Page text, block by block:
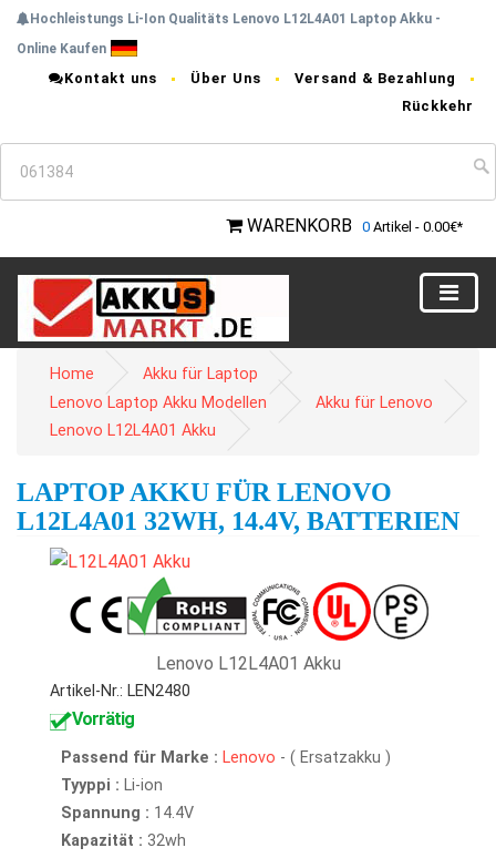
Hochleistungs Li-Ion Qualitäts Lenovo L12L4A01 Laptop Akku -
Online Kaufen
Kontakt uns Über Uns
Versand & Bezahlung
Rückkehr
WARENKORB 0 Artikel - 0.00€*
Home
Akku für Laptop
Lenovo Laptop Akku Modellen
Akku für Lenovo
Lenovo L12L4A01 Akku
LAPTOP AKKU FÜR LENOVO
L12L4A01 32WH, 14.4V, BATTERIEN
Lenovo L12L4A01 Akku
Artikel-Nr.: LEN2480
Vorrätig
Passend für Marke : Lenovo - ( Ersatzakku )
Tyyppi : Li-ion
Spannung : 14.4V
Kapazität : 32wh